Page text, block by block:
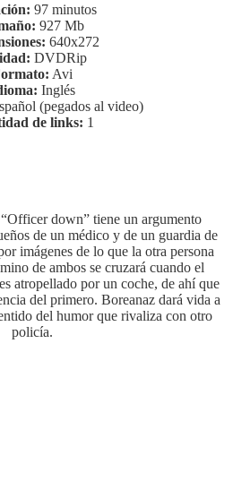
97 minutos
927 Mb
640x272
DVDRip
Avi
Inglés
(pegados al video)
de links: 1
down” tiene un argumento
de un médico y de un guardia de
imágenes de lo que la otra persona
de ambos se cruzará cuando el
atropellado por un coche, de ahí que
del primero. Boreanaz dará vida a
del humor que rivaliza con otro
policía.